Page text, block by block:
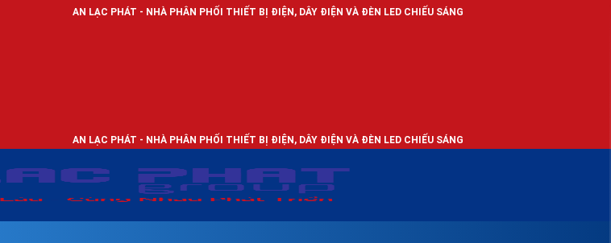
AN LẠC PHÁT - NHÀ PHÂN PHỐI THIẾT BỊ ĐIỆN, DÂY ĐIỆN VÀ ĐÈN LED CHIẾU SÁNG
AN LẠC PHÁT - NHÀ PHÂN PHỐI THIẾT BỊ ĐIỆN, DÂY ĐIỆN VÀ ĐÈN LED CHIẾU SÁNG